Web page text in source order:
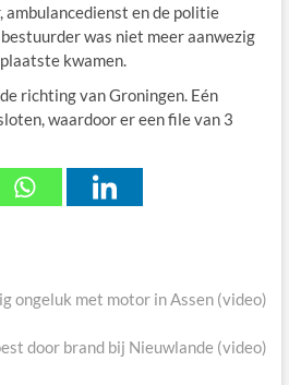
ambulancedienst en de politie
was niet meer aanwezig
kwamen.
richting van Groningen. Eén
waardoor er een file van 3
ongeluk met motor in Assen (video)
door brand bij Nieuwlande (video)